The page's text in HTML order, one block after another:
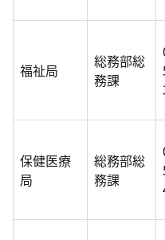
福祉局
総務部総
務課
保健医療
局
総務部総
務課